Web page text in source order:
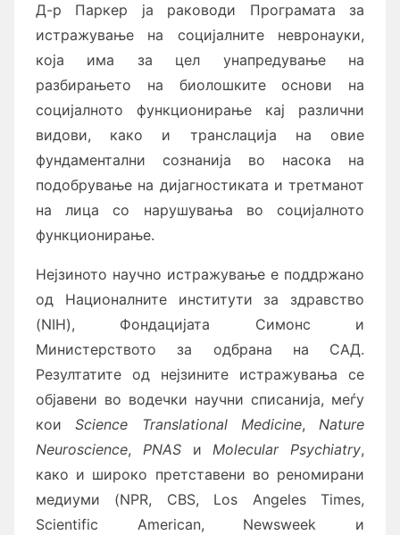
Д-р Паркер ја раководи Програмата за
истражување на социјалните невронауки,
која има за цел унапредување на
разбирањето на биолошките основи на
социјалното функционирање кај различни
видови, како и транслација на овие
фундаментални сознанија во насока на
подобрување на дијагностиката и третманот
на лица со нарушувања во социјалното
функционирање.
Нејзиното научно истражување е поддржано
од Националните институти за здравство
(NIH), Фондацијата Симонс и
Министерството за одбрана на САД.
Резултатите од нејзините истражувања се
објавени во водечки научни списанија, меѓу
кои
Science Translational Medicine,
Nature
Neuroscience, PNAS и Molecular Psychiatry,
како и широко претставени во реномирани
медиуми (NPR, CBS, Los Angeles Times,
Scientific American, Newsweek и